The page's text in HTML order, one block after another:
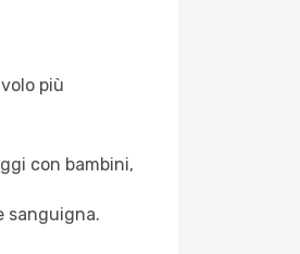
più
con bambini,
sanguigna.